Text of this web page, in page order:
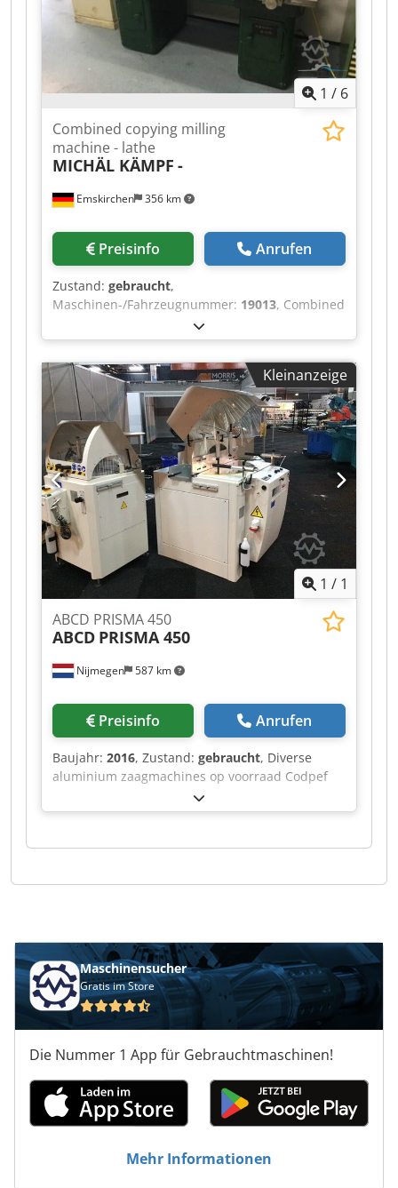
1 / 6
Emskirchen 356 km
Combined copying milling
machine - lathe
MICHÄL KÄMPF -
Preisinfo Anrufen
Zustand: gebraucht,
Maschinen-/Fahrzeugnummer: 19013, Combined
copying milling machine - lathe MICHÄL KÄMPF
Online-Video-Inspection by Skype-Video We
would be very pleased with your visit - more
machines on Stock Available Immediately - Can
be inspect Cedpjh Axryofx Apvorf On Stock
Emskirchen / Nürnberg - Can be test
Kleinanzeige
1 / 1
Nijmegen 587 km
ABCD PRISMA 450
ABCD PRISMA 450
Preisinfo Anrufen
Baujahr: 2016, Zustand: gebraucht, Diverse
aluminium zaagmachines op voorraad Codpef
Maschinensucher
Gratis im Store
Die Nummer 1 App für Gebrauchtmaschinen!
Mehr Informationen